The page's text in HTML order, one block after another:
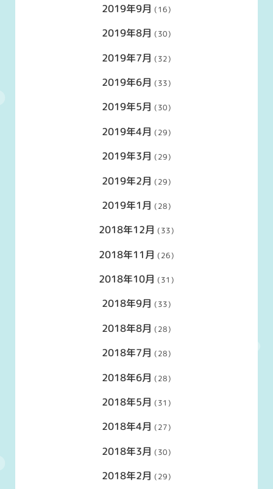
2019年9月 (16)
2019年8月 (30)
2019年7月 (32)
2019年6月 (33)
2019年5月 (30)
2019年4月 (29)
2019年3月 (29)
2019年2月 (29)
2019年1月 (28)
2018年12月 (33)
2018年11月 (26)
2018年10月 (31)
2018年9月 (33)
2018年8月 (28)
2018年7月 (28)
2018年6月 (28)
2018年5月 (31)
2018年4月 (27)
2018年3月 (30)
2018年2月 (29)